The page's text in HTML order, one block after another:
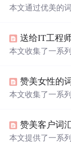
本文通过优美的
送给IT工程
本文收集了一系
赞美女性的
本文收集了一系
赞美客户词
本文提供了一系